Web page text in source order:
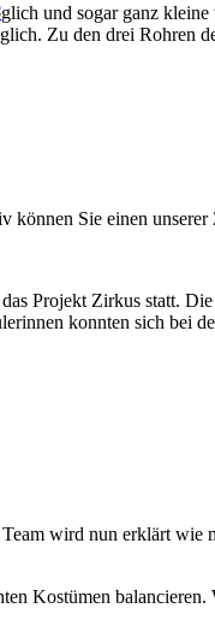
und sogar ganz
Zu den drei Rohren
Sie einen
Projekt Zirkus statt.
konnten sich bei
wird nun erklärt
Kostümen